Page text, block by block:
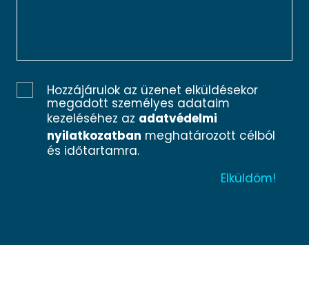
Hozzájárulok az üzenet elküldésekor
megadott személyes adataim
kezeléséhez az adatvédelmi
nyilatkozatban meghatározott célból
és időtartamra.